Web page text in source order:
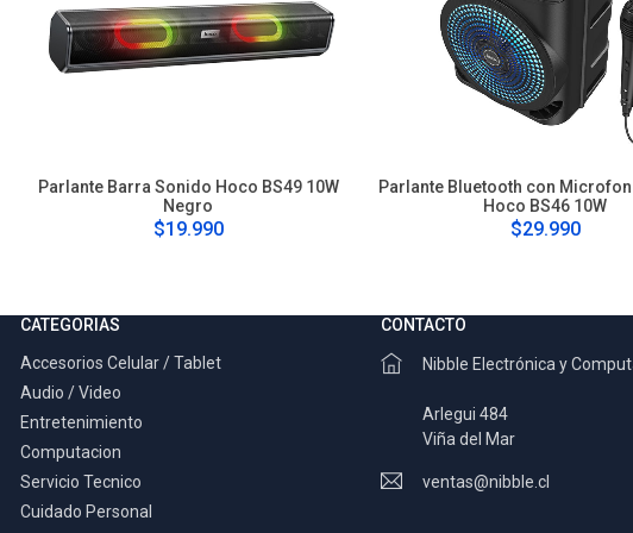
Parlante Barra Sonido Hoco BS49 10W
Negro
$19.990
Parlante Bluetooth con
Hoco BS46 10W
$29.990
CATEGORIAS
Accesorios Celular / Tablet
Audio / Video
Entretenimiento
Computacion
Servicio Tecnico
Cuidado Personal
CONTACTO
Nibble Electrónica y
Arlegui 484
Viña del Mar
ventas@nibble.cl